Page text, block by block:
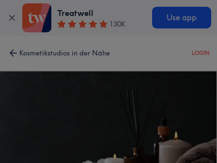
Treatwell
130K
Use app
Kosmetikstudios in der Nähe LOGIN